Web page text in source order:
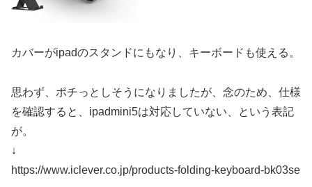
カバーがipadのスタンドにもなり、キーボードも使える。
思わず、ポチっとしそうになりましたが、念のため、仕様
を確認すると、ipadmini5は対応していない、という表記
が。
↓
https://www.iclever.co.jp/products-folding-keyboard-bk03se